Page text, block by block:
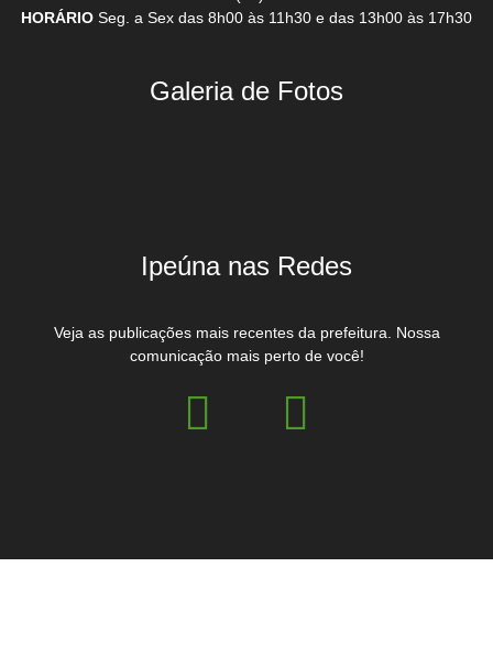
HORÁRIO Seg. a Sex das 8h00 às 11h30 e das 13h00 às 17h30
Galeria de Fotos
Ipeúna nas Redes
Veja as publicações mais recentes da prefeitura. Nossa
comunicação mais perto de você!